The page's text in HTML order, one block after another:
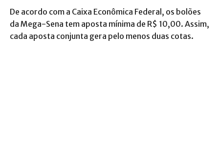
De acordo com a Caixa Econômica Federal, os bolões
da Mega-Sena tem aposta mínima de R$ 10,00. Assim,
cada aposta conjunta gera pelo menos duas cotas.